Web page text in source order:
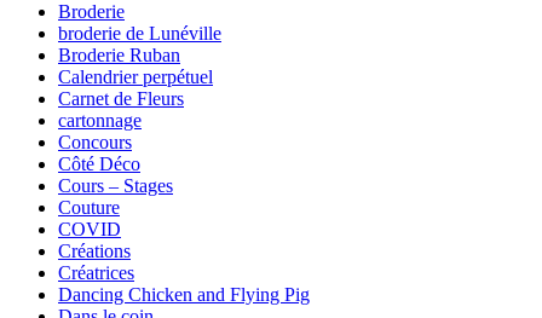
Broderie
broderie de Lunéville
Broderie Ruban
Calendrier perpétuel
Carnet de Fleurs
cartonnage
Concours
Côté Déco
Cours – Stages
Couture
COVID
Créations
Créatrices
Dancing Chicken and Flying Pig